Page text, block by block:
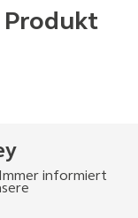
Produkt
Immer informiert